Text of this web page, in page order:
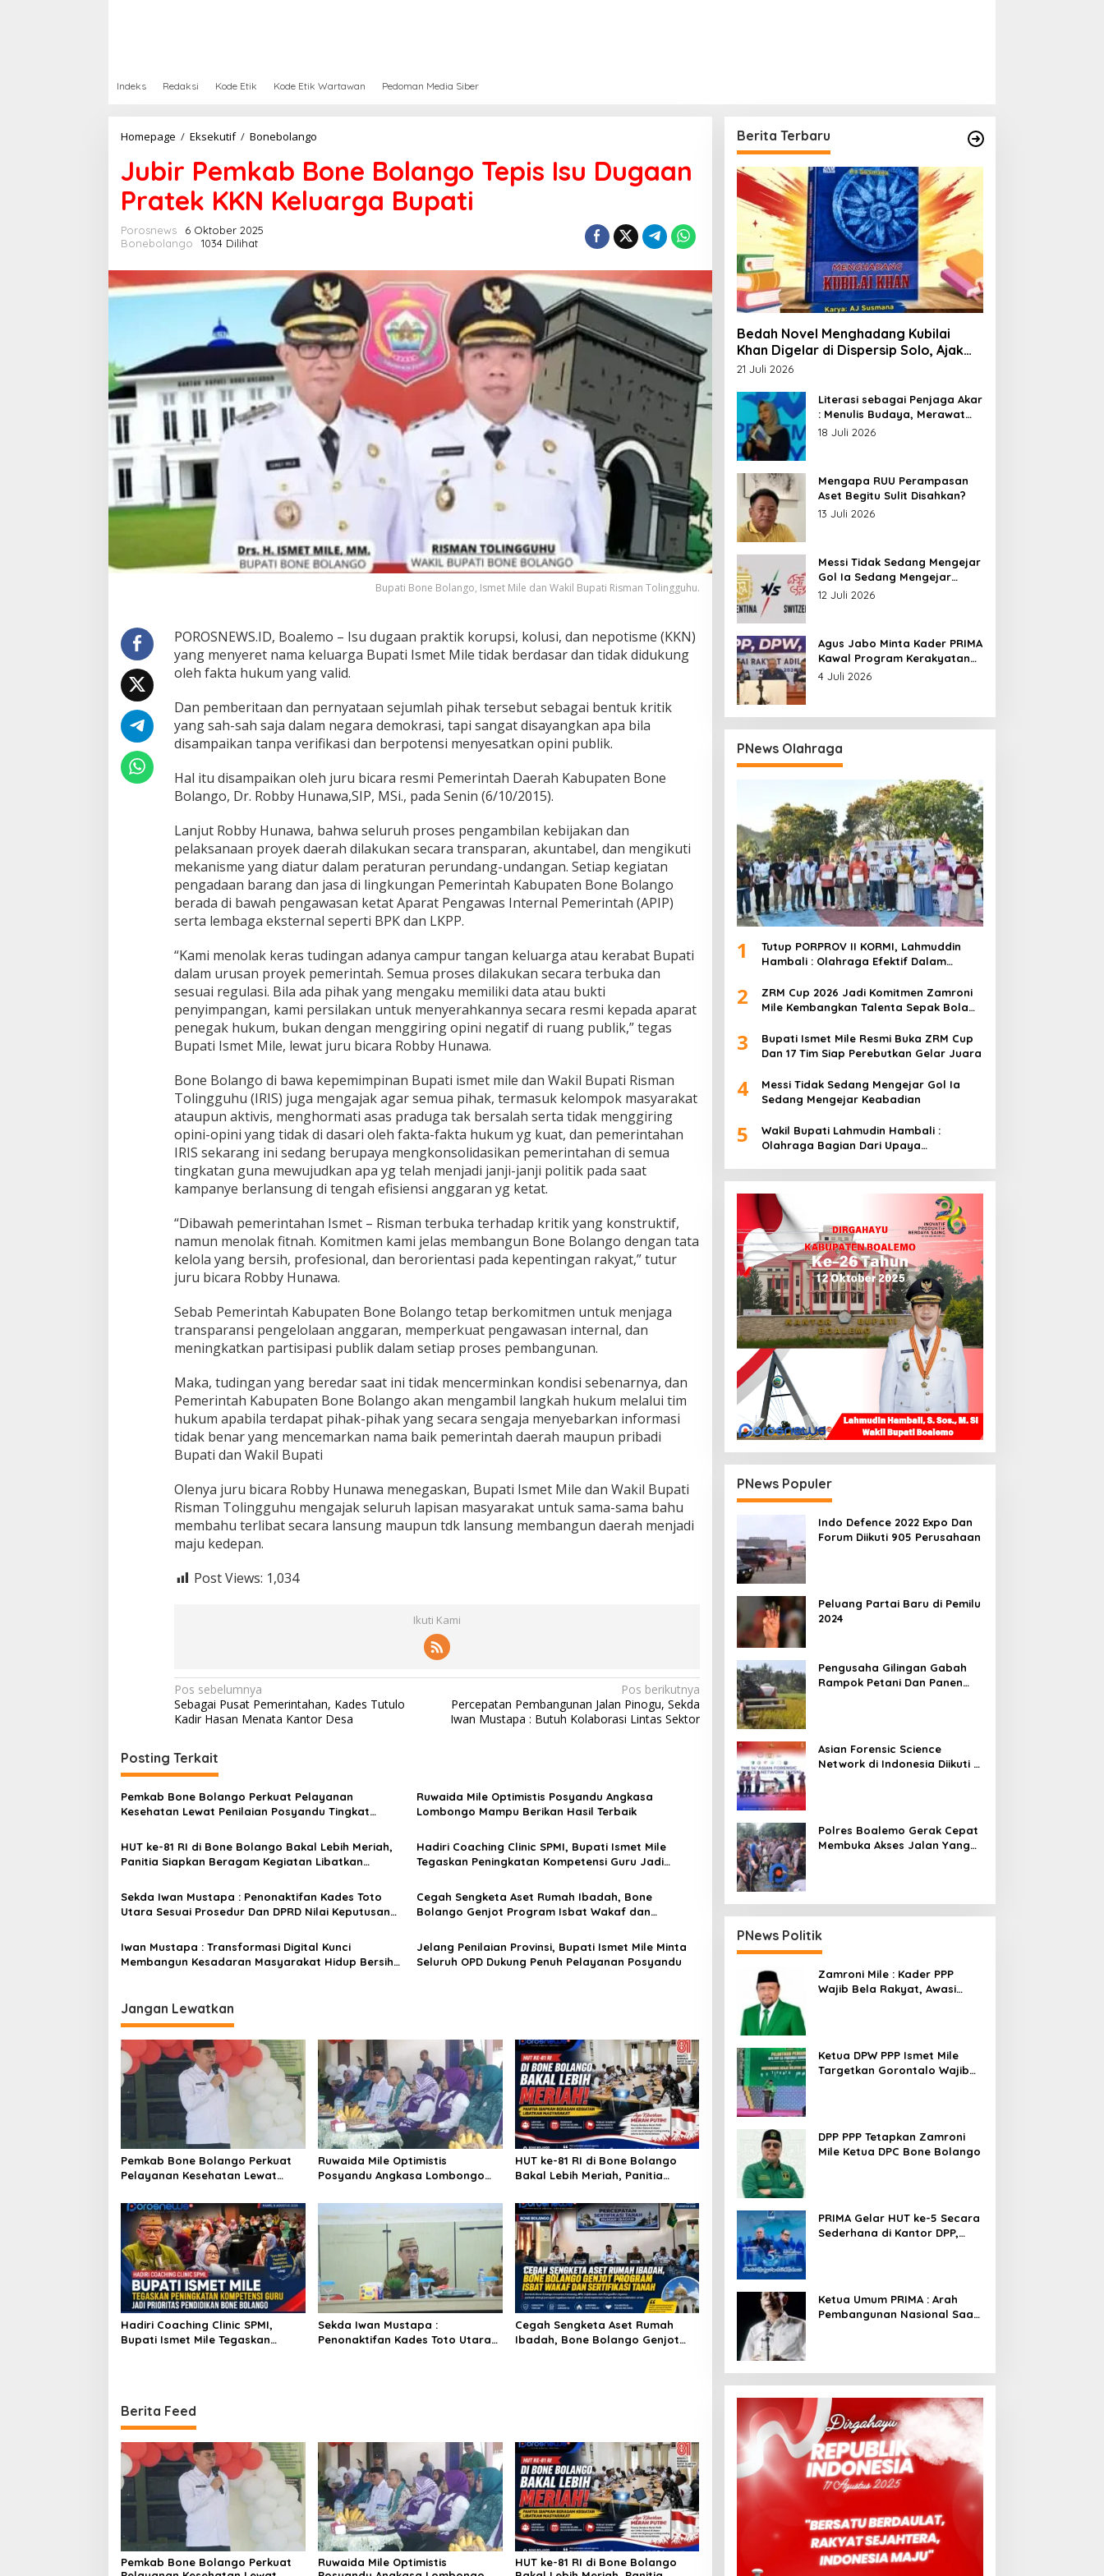
Indeks Redaksi Kode Etik Kode Etik Wartawan Pedoman Media Siber
Homepage / Eksekutif / Bonebolango
b
i
r
P
a
b
B
o
n
e
B
o
a
n
g
o
T
s
u
a
n
P
t
e
k
K
N
K
l
u
a
g
a
B
p
a
t
i
Jubir Pemkab Bone Bolango Tepis Isu Dugaan
Pratek KKN Keluarga Bupati
Porosnews
6 Oktober 2025
Bonebolango
1034 Dilihat
Bupati Bone Bolango, Ismet Mile dan Wakil Bupati Risman Tolingguhu.
POROSNEWS.ID, Boalemo – Isu dugaan praktik korupsi, kolusi, dan nepotisme (KKN)
yang menyeret nama keluarga Bupati Ismet Mile tidak berdasar dan tidak didukung
oleh fakta hukum yang valid.
Dan pemberitaan dan pernyataan sejumlah pihak tersebut sebagai bentuk kritik
yang sah-sah saja dalam negara demokrasi, tapi sangat disayangkan apa bila
disampaikan tanpa verifikasi dan berpotensi menyesatkan opini publik.
Hal itu disampaikan oleh juru bicara resmi Pemerintah Daerah Kabupaten Bone
Bolango, Dr. Robby Hunawa,SIP, MSi., pada Senin (6/10/2015).
Lanjut Robby Hunawa, bahwa seluruh proses pengambilan kebijakan dan
pelaksanaan proyek daerah dilakukan secara transparan, akuntabel, dan mengikuti
mekanisme yang diatur dalam peraturan perundang-undangan. Setiap kegiatan
pengadaan barang dan jasa di lingkungan Pemerintah Kabupaten Bone Bolango
berada di bawah pengawasan ketat Aparat Pengawas Internal Pemerintah (APIP)
serta lembaga eksternal seperti BPK dan LKPP.
“Kami menolak keras tudingan adanya campur tangan keluarga atau kerabat Bupati
dalam urusan proyek pemerintah. Semua proses dilakukan secara terbuka dan
sesuai regulasi. Bila ada pihak yang mengaku memiliki data atau bukti
penyimpangan, kami persilakan untuk menyerahkannya secara resmi kepada aparat
penegak hukum, bukan dengan menggiring opini negatif di ruang publik,” tegas
Bupati Ismet Mile, lewat juru bicara Robby Hunawa.
Bone Bolango di bawa kepemimpinan Bupati ismet mile dan Wakil Bupati Risman
Tolingguhu (IRIS) juga mengajak agar semua pihak, termasuk kelompok masyarakat
ataupun aktivis, menghormati asas praduga tak bersalah serta tidak menggiring
opini-opini yang tidak di dasari oleh fakta-fakta hukum yg kuat, dan pemerintahan
IRIS sekarang ini sedang berupaya mengkonsolidasikan pemerintahan di semua
tingkatan guna mewujudkan apa yg telah menjadi janji-janji politik pada saat
kampanye berlansung di tengah efisiensi anggaran yg ketat.
“Dibawah pemerintahan Ismet – Risman terbuka terhadap kritik yang konstruktif,
namun menolak fitnah. Komitmen kami jelas membangun Bone Bolango dengan tata
kelola yang bersih, profesional, dan berorientasi pada kepentingan rakyat,” tutur
juru bicara Robby Hunawa.
Sebab Pemerintah Kabupaten Bone Bolango tetap berkomitmen untuk menjaga
transparansi pengelolaan anggaran, memperkuat pengawasan internal, dan
meningkatkan partisipasi publik dalam setiap proses pembangunan.
Maka, tudingan yang beredar saat ini tidak mencerminkan kondisi sebenarnya, dan
Pemerintah Kabupaten Bone Bolango akan mengambil langkah hukum melalui tim
hukum apabila terdapat pihak-pihak yang secara sengaja menyebarkan informasi
tidak benar yang mencemarkan nama baik pemerintah daerah maupun pribadi
Bupati dan Wakil Bupati
Olenya juru bicara Robby Hunawa menegaskan, Bupati Ismet Mile dan Wakil Bupati
Risman Tolingguhu mengajak seluruh lapisan masyarakat untuk sama-sama bahu
membahu terlibat secara lansung maupun tdk lansung membangun daerah menjadi
maju kedepan.
Post Views: 1,034
Ikuti Kami
N
a
i
g
a
i
p
o
s
Pos sebelumnya
Sebagai Pusat Pemerintahan, Kades Tutulo
Kadir Hasan Menata Kantor Desa
Pos berikutnya
Percepatan Pembangunan Jalan Pinogu, Sekda
Iwan Mustapa : Butuh Kolaborasi Lintas Sektor
Posting Terkait
Pemkab Bone Bolango Perkuat Pelayanan
Kesehatan Lewat Penilaian Posyandu Tingkat
Ruwaida Mile Optimistis Posyandu Angkasa
Lombongo Mampu Berikan Hasil Terbaik
HUT ke-81 RI di Bone Bolango Bakal Lebih Meriah,
Panitia Siapkan Beragam Kegiatan Libatkan
Hadiri Coaching Clinic SPMI, Bupati Ismet Mile
Tegaskan Peningkatan Kompetensi Guru Jadi
Sekda Iwan Mustapa : Penonaktifan Kades Toto
Utara Sesuai Prosedur Dan DPRD Nilai Keputusan
Cegah Sengketa Aset Rumah Ibadah, Bone
Bolango Genjot Program Isbat Wakaf dan
Iwan Mustapa : Transformasi Digital Kunci
Membangun Kesadaran Masyarakat Hidup Bersih
Jelang Penilaian Provinsi, Bupati Ismet Mile Minta
Seluruh OPD Dukung Penuh Pelayanan Posyandu
Jangan Lewatkan
Pemkab Bone Bolango Perkuat
Pelayanan Kesehatan Lewat
Provinsi
Ruwaida Mile Optimistis
Posyandu Angkasa Lombongo
HUT ke-81 RI di Bone Bolango
Bakal Lebih Meriah, Panitia
Libatkan Masyarakat
Hadiri Coaching Clinic SPMI,
Bupati Ismet Mile Tegaskan
Sekda Iwan Mustapa :
Penonaktifan Kades Toto Utara
Cegah Sengketa Aset Rumah
Ibadah, Bone Bolango Genjot
Berita Feed
Pemkab Bone Bolango Perkuat
Ruwaida Mile Optimistis
HUT ke-81 RI di Bone Bolango
Berita Terbaru
Bedah Novel Menghadang Kubilai
Khan Digelar di Dispersip Solo, Ajak
Publik Menyelami Heroisme Leluhur
21 Juli 2026
Literasi sebagai Penjaga Akar
: Menulis Budaya, Merawat
Identitas
18 Juli 2026
Mengapa RUU Perampasan
Aset Begitu Sulit Disahkan?
13 Juli 2026
Messi Tidak Sedang Mengejar
Gol Ia Sedang Mengejar
Keabadian
12 Juli 2026
Agus Jabo Minta Kader PRIMA
Kawal Program Kerakyatan
Pemerintahan Prabowo
4 Juli 2026
PNews Olahraga
1
Tutup PORPROV II KORMI, Lahmuddin
Hambali : Olahraga Efektif Dalam
2
ZRM Cup 2026 Jadi Komitmen Zamroni
Mile Kembangkan Talenta Sepak Bola
3
Bupati Ismet Mile Resmi Buka ZRM Cup
Dan 17 Tim Siap Perebutkan Gelar Juara
4
Messi Tidak Sedang Mengejar Gol Ia
Sedang Mengejar Keabadian
5
Wakil Bupati Lahmudin Hambali :
Olahraga Bagian Dari Upaya
PNews Populer
Indo Defence 2022 Expo Dan
Forum Diikuti 905 Perusahaan
Peluang Partai Baru di Pemilu
2024
Pengusaha Gilingan Gabah
Rampok Petani Dan Panen
Asian Forensic Science
Network di Indonesia Diikuti 17
Polres Boalemo Gerak Cepat
Membuka Akses Jalan Yang
PNews Politik
Zamroni Mile : Kader PPP
Wajib Bela Rakyat, Awasi
Ketua DPW PPP Ismet Mile
Targetkan Gorontalo Wajib
DPP PPP Tetapkan Zamroni
Mile Ketua DPC Bone Bolango
PRIMA Gelar HUT ke-5 Secara
Sederhana di Kantor DPP,
Ketua Umum PRIMA : Arah
Pembangunan Nasional Saat